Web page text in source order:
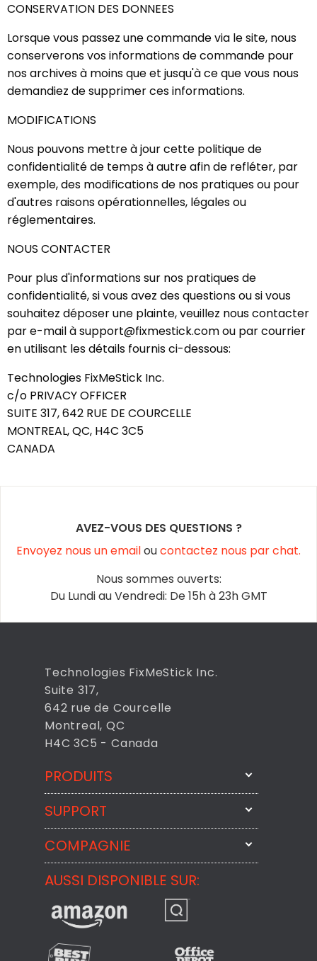
CONSERVATION DES DONNEES
Lorsque vous passez une commande via le site, nous
conserverons vos informations de commande pour
nos archives à moins que et jusqu'à ce que vous nous
demandiez de supprimer ces informations.
MODIFICATIONS
Nous pouvons mettre à jour cette politique de
confidentialité de temps à autre afin de refléter, par
exemple, des modifications de nos pratiques ou pour
d'autres raisons opérationnelles, légales ou
réglementaires.
NOUS CONTACTER
Pour plus d'informations sur nos pratiques de
confidentialité, si vous avez des questions ou si vous
souhaitez déposer une plainte, veuillez nous contacter
par e-mail à support@fixmestick.com ou par courrier
en utilisant les détails fournis ci-dessous:
Technologies FixMeStick Inc.
c/o PRIVACY OFFICER
SUITE 317, 642 RUE DE COURCELLE
MONTREAL, QC, H4C 3C5
CANADA
AVEZ-VOUS DES QUESTIONS ?
Envoyez nous un emailoucontactez nous par chat.
Nous sommes ouverts:
Du Lundi au Vendredi: De 15h à 23h GMT
Technologies FixMeStick Inc.
Suite 317,
642 rue de Courcelle
Montreal, QC
H4C 3C5 - Canada
PRODUITS
FixMeStick
BackMeUp
CheckMeMessage
SUPPORT
Contactez-nous par courriel
COMPAGNIE
À propos
Contact
Commentaires des Clients
AUSSI DISPONIBLE SUR: